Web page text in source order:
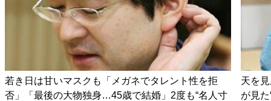
若き日は甘いマスクも「メガネでタレント性を拒
否」「最後の大物独身…45歳で結婚」2度も“名人寸
天を
が見